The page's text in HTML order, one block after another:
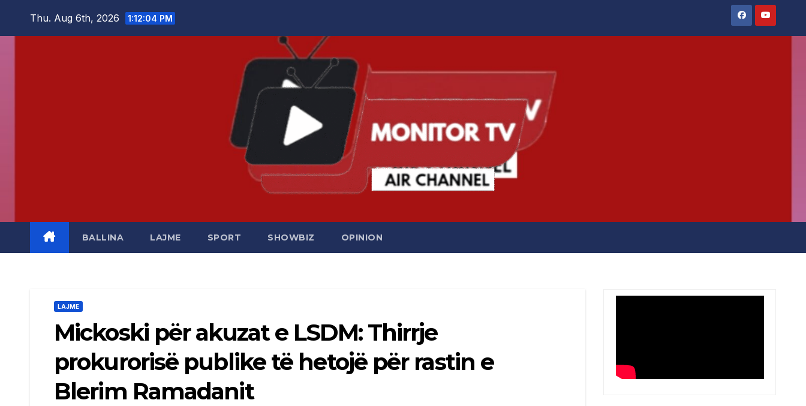
Thu. Aug 6th, 2026 1:12:04 PM
BALLINA LAJME SPORT SHOWBIZ OPINION
LAJME
Mickoski për akuzat e LSDM: Thirrje
prokurorisë publike të hetojë për rastin e
Blerim Ramadanit